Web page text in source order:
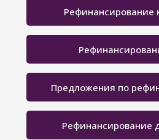
Предложения по
Рефинансирование
Рефинансирование